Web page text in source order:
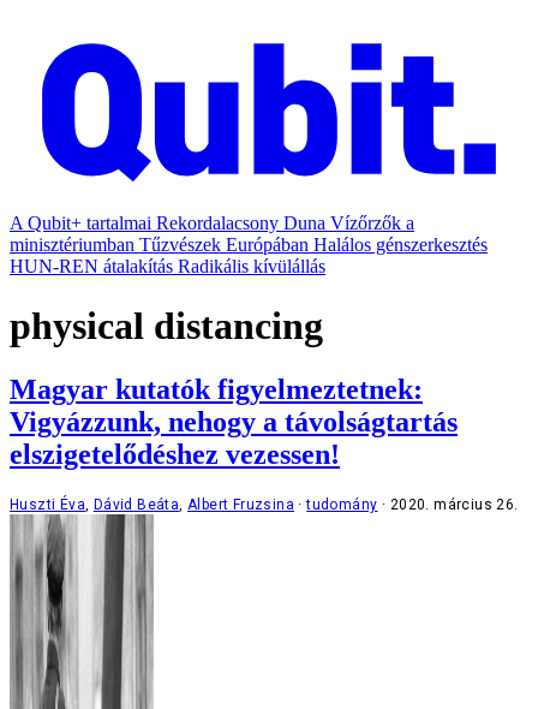
A Qubit+ tartalmai Rekordalacsony Duna Vízőrzők a
minisztériumban Tűzvészek Európában Halálos génszerkesztés
HUN-REN átalakítás Radikális kívülállás
physical distancing
Magyar kutatók figyelmeztetnek:
Vigyázzunk, nehogy a távolságtartás
elszigetelődéshez vezessen!
Huszti Éva, Dávid Beáta, Albert Fruzsina tudomány 2020. március 26.